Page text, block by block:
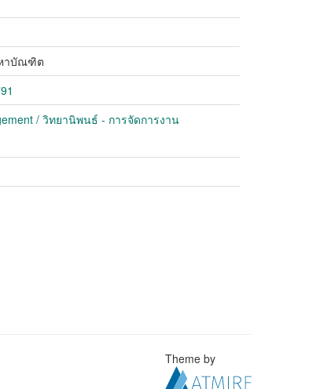
าบัณฑิต
/ วิทยานิพนธ์ - การจัดการงาน
Theme by